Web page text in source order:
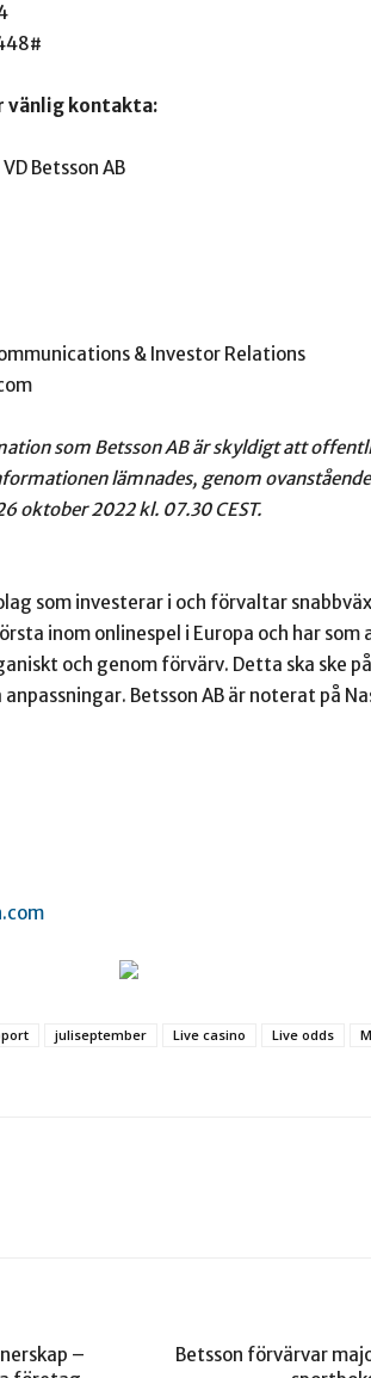
vänlig kontakta:
Betsson AB
& Investor Relations
som Betsson AB är skyldigt att
lämnades, genom
oktober 2022 kl. 07.30 CEST.
som investerar i och förvaltar
inom onlinespel i Europa och har
och genom förvärv. Detta ska ske
Betsson AB är noterat på
juliseptember Live casino Live odds
–
Betsson förvärvar